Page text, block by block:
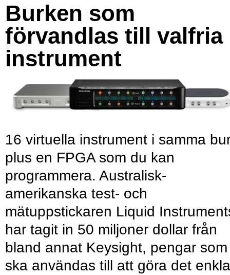
Burken som
förvandlas till valfria
instrument
16 virtuella instrument i samma
plus en FPGA som du kan
programmera. Australisk-
amerikanska test- och
mätuppstickaren Liquid
har tagit in 50 miljoner dollar från
bland annat Keysight, pengar som
ska användas till att göra det